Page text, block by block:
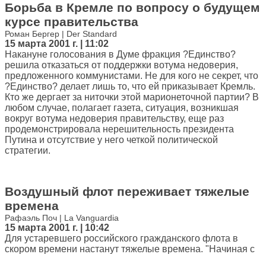
Борьба в Кремле по вопросу о будущем
курсе правительства
Роман Бергер | Der Standard
15 марта 2001 г. | 11:02
Накануне голосования в Думе фракция ?Единство?
решила отказаться от поддержки вотума недоверия,
предложенного коммунистами. Не для кого не секрет, что
?Единство? делает лишь то, что ей приказывает Кремль.
Кто же дергает за ниточки этой марионеточной партии? В
любом случае, полагает газета, ситуация, возникшая
вокруг вотума недоверия правительству, еще раз
продемонстрировала нерешительность президента
Путина и отсутствие у него четкой политической
стратегии.
Воздушный флот переживает тяжелые
времена
Рафаэль Поч | La Vanguardia
15 марта 2001 г. | 10:42
Для устаревшего российского гражданского флота в
скором времени настанут тяжелые времена. "Начиная с